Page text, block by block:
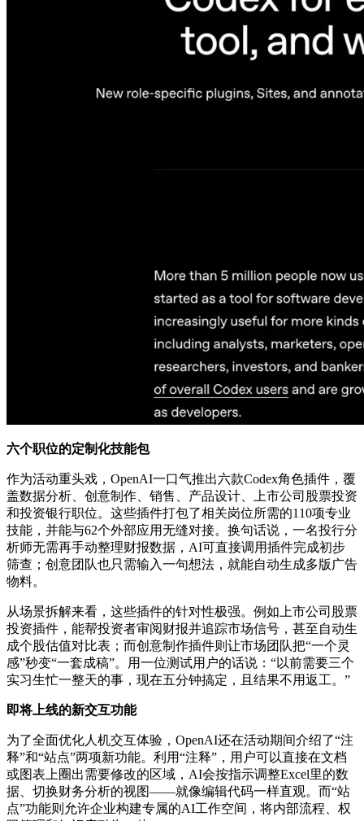
六个职位的定制化技能包
作为活动重头戏，OpenAI一口气推出六款Codex角色插件，覆
盖数据分析、创意制作、销售、产品设计、上市公司股票投资
和投资银行职位。这些插件打包了相关岗位所需的110项专业
技能，并能与62个外部应用无缝对接。换句话说，一名投行分
析师无需再手动整理财报数据，AI可直接调用插件完成初步
筛查；创意团队也只需输入一句想法，就能自动生成多版广告
物料。
从场景拆解来看，这些插件的针对性极强。例如上市公司股票
投资插件，能帮投资者审阅财报并追踪市场信号，甚至自动生
成个股估值对比表；而创意制作插件则让市场团队把“一个灵
感”秒变“一套成稿”。用一位测试用户的话说：“以前需要三个
实习生忙一整天的事，现在五分钟搞定，且结果不用返工。”
即将上线的新交互功能
为了全面优化人机交互体验，OpenAI还在活动期间介绍了“注
释”和“站点”两项新功能。利用“注释”，用户可以直接在文档
或图表上圈出需要修改的区域，AI会按指示调整Excel里的数
据、切换财务分析的视图——就像编辑代码一样直观。而“站
点”功能则允许企业构建专属的AI工作空间，将内部流程、权